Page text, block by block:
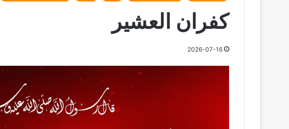
كفران العشير
2026-07-16